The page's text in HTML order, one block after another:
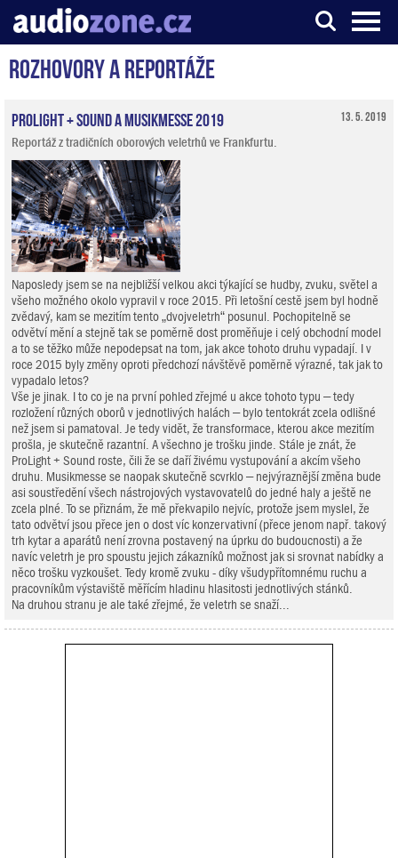
Server o digitálním zpracování zvuku
Rozhovory a reportáže
13. 5. 2019
ProLight + Sound a Musikmesse 2019
Reportáž z tradičních oborových veletrhů ve Frankfurtu.
Naposledy jsem se na nejbližší velkou akci týkající se hudby, zvuku, světel a
všeho možného okolo vypravil v roce 2015. Při letošní cestě jsem byl hodně
zvědavý, kam se mezitím tento „dvojveletrh“ posunul. Pochopitelně se
odvětví mění a stejně tak se poměrně dost proměňuje i celý obchodní model
a to se těžko může nepodepsat na tom, jak akce tohoto druhu vypadají. I v
roce 2015 byly změny oproti předchozí návštěvě poměrně výrazné, tak jak to
vypadalo letos?
Vše je jinak. I to co je na první pohled zřejmé u akce tohoto typu – tedy
rozložení různých oborů v jednotlivých halách – bylo tentokrát zcela odlišné
než jsem si pamatoval. Je tedy vidět, že transformace, kterou akce mezitím
prošla, je skutečně razantní. A všechno je trošku jinde. Stále je znát, že
ProLight + Sound roste, čili že se daří živému vystupování a akcím všeho
druhu. Musikmesse se naopak skutečně scvrklo – nejvýraznější změna bude
asi soustředění všech nástrojových vystavovatelů do jedné haly a ještě ne
zcela plné. To se přiznám, že mě překvapilo nejvíc, protože jsem myslel, že
tato odvětví jsou přece jen o dost víc konzervativní (přece jenom např. takový
trh kytar a aparátů není zrovna postavený na úprku do budoucnosti) a že
navíc veletrh je pro spoustu jejich zákazníků možnost jak si srovnat nabídky a
něco trošku vyzkoušet. Tedy kromě zvuku - díky všudypřítomnému ruchu a
pracovníkům výstaviště měřícím hladinu hlasitosti jednotlivých stánků.
Na druhou stranu je ale také zřejmé, že veletrh se snaží...